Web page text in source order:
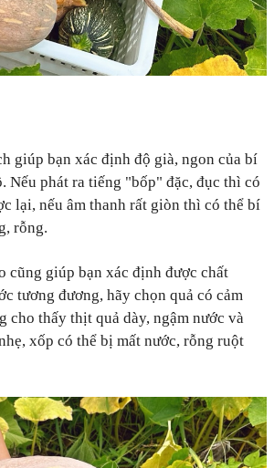
giúp bạn xác định độ già, ngon của bí
Nếu phát ra tiếng "bốp" đặc, đục thì có
lại, nếu âm thanh rất giòn thì có thể bí
rỗng.
cũng giúp bạn xác định được chất
tương đương, hãy chọn quả có cảm
cho thấy thịt quả dày, ngậm nước và
xốp có thể bị mất nước, rỗng ruột